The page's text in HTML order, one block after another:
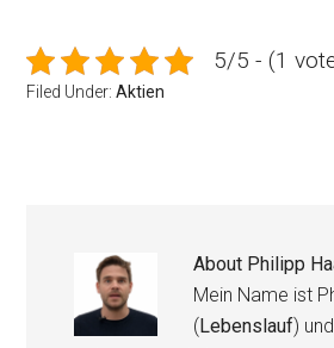
5/5 - (1
Filed Under:Aktien
About Philipp
Mein Name ist
(Lebenslauf)